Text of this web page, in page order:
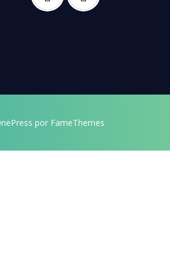
por FameThemes